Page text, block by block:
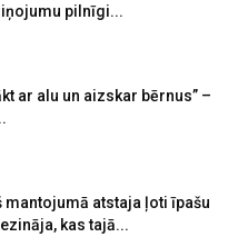
pilnīgi...
ar alu un aizskar bērnus” –
mantojumā atstaja ļoti īpašu
kas tajā...